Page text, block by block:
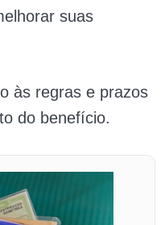
suas
às regras e prazos
do benefício.